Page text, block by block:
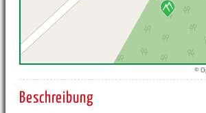
©
Beschreibung